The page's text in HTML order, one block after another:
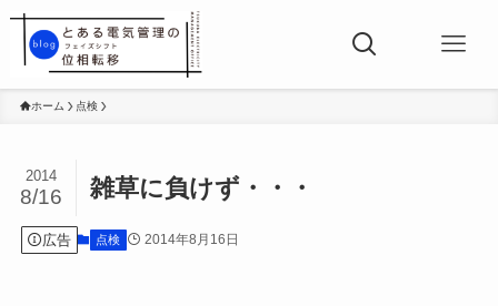
ホーム 点検
雑草に負けず・・・
2014
8/16
広告 点検 2014年8月16日